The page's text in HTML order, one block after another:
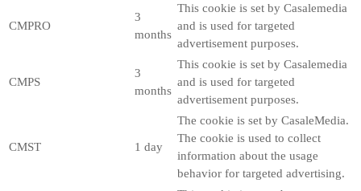
CMPRO
3
months
This cookie is set by Casalemedia
and is used for targeted
advertisement purposes.
CMPS
3
months
This cookie is set by Casalemedia
and is used for targeted
advertisement purposes.
CMST 1 day
The cookie is set by CasaleMedia.
The cookie is used to collect
information about the usage
behavior for targeted advertising.